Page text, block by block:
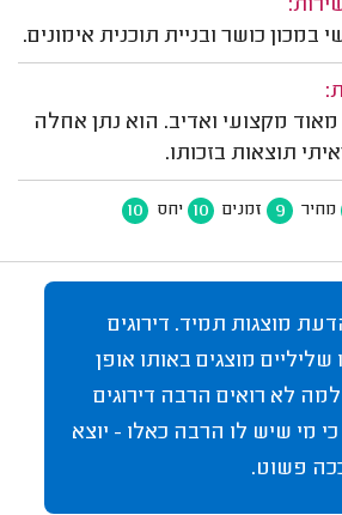
במכון כושר ובניית תוכנית אימונים.
מקצועי ואדיב. הוא נתן אחלה
תוצאות בזכותו.
מחיר 9 זמנים 10 יחס 10
מוצגות תמיד. דירוגים
שליליים מוצגים באותו אופן
למה לא רואים הרבה דירוגים
כי מי שיש לו הרבה כאלו - יוצא
פשוט.